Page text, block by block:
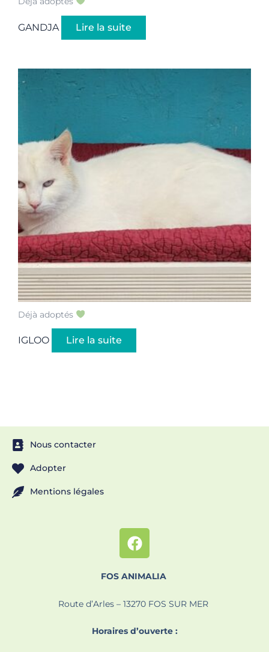
GANDJA Lire la suite
Déjà adoptés
IGLOO Lire la suite
Nous contacter
Adopter
Mentions légales
FOS ANIMALIA
Route d’Arles – 13270 FOS SUR MER
Horaires d’ouverte :